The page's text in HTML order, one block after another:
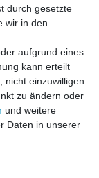
durch gesetzte
wir in den
aufgrund eines
kann erteilt
nicht einzuwilligen
zu ändern oder
und weitere
Daten in unserer